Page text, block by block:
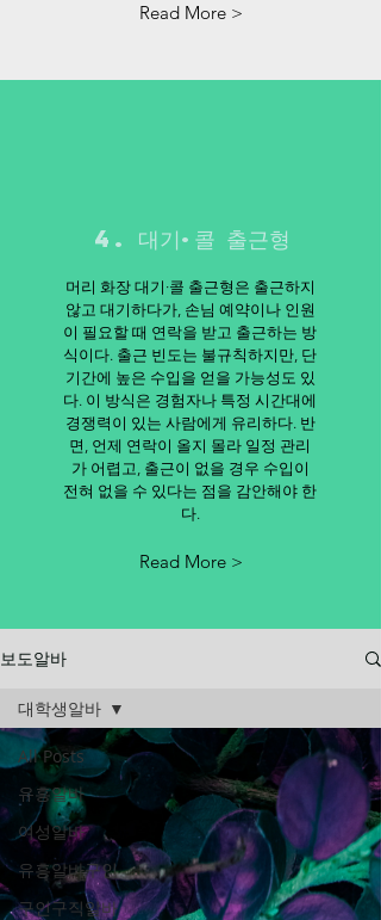
Read More >
4. 대기·콜 출근형
머리 화장 대기·콜 출근형은 출근하지
않고 대기하다가, 손님 예약이나 인원
이 필요할 때 연락을 받고 출근하는 방
식이다. 출근 빈도는 불규칙하지만, 단
기간에 높은 수입을 얻을 가능성도 있
다. 이 방식은 경험자나 특정 시간대에
경쟁력이 있는 사람에게 유리하다. 반
면, 언제 연락이 올지 몰라 일정 관리
가 어렵고, 출근이 없을 경우 수입이
전혀 없을 수 있다는 점을 감안해야 한
다.
Read More >
보도알바
All Posts
유흥알바
여성알바
유흥알바구인
구인구직알바
대학생알바